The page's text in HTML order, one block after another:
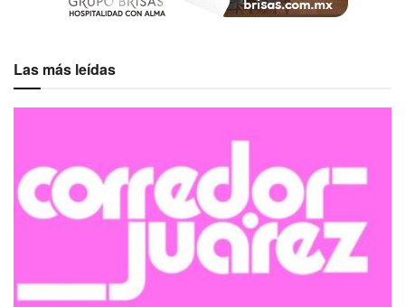
Las más leídas